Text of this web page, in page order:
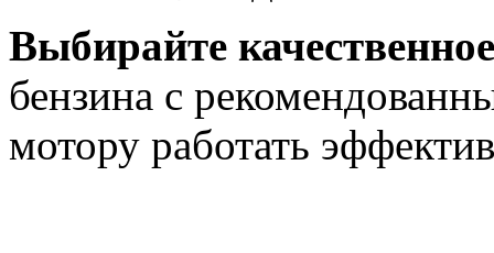
Выбирайте
бензина с
мотору работать